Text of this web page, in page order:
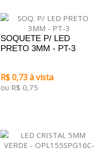
SOQUETE P/ LED
PRETO 3MM - PT-3
R$ 0,73 à vista
ou R$ 0,75